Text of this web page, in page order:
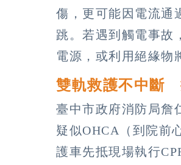
傷，更可能因電流通
跳。若遇到觸電事故
電源，或利用絕緣物
雙軌救護不中斷
臺中市政府消防局詹
疑似OHCA（到院前
護車先抵現場執行